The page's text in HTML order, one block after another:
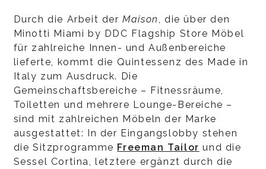
Durch die Arbeit derMaison, die über den
Minotti Miami by DDC Flagship Store Möbel
für zahlreiche Innen- und Außenbereiche
lieferte, kommt die Quintessenz des Made in
Italy zum Ausdruck. Die
Gemeinschaftsbereiche – Fitnessräume,
Toiletten und mehrere Lounge-Bereiche –
sind mit zahlreichen Möbeln der Marke
ausgestattet: In der Eingangslobby stehen
die Sitzprogramme Freeman Tailor und die
Sessel Cortina, letztere ergänzt durch die